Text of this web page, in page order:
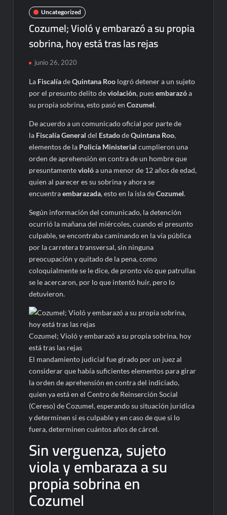
Uncategorized
Cozumel; Violó y embarazó a su propia
sobrina, hoy está tras las rejas
junio 26, 2020
La FiscalíadeQuintana Roo logró detener a un sujeto
por el presunto delito deviolación, puesembarazóa
su propia sobrina, esto pasó enCozumel.
De acuerdo a un comunicado oficial por parte de
la Fiscalía Generaldel EstadodeQuintana Roo,
elementos de la Policía Ministerialcumplieron una
orden de aprehensión en contra de un hombre que
presuntamenteviolóa una menor de 12 años de edad,
quien al parecer es su sobrina y ahora se
encuentraembarazada, esto en la isla deCozumel.
Según información del comunicado, la detención
ocurrió la mañana del miércoles, cuando el presunto
culpable, se encontraba caminando en la vía pública
por la carretera transversal, sin ninguna
preocupación y quitado de la pena, como
coloquialmente se le dice, de pronto vio que patrullas
se le acercaron, por lo que intentó huir, pero lo
detuvieron.
Cozumel; Violó y embarazó a su propia sobrina, hoy
está tras las rejas
El mandamiento judicial fue girado por un juez al
considerar que había suficientes elementos para girar
la orden de aprehensión en contra del indiciado,
quien ya está en el Centro de Reinserción Social
(Cereso) de Cozumel, esperando su situación jurídica
y determinen si es culpable y en caso de que si lo
fuera, determinen cuántos años de cárcel.
Sin verguenza, sujeto
viola y embaraza a su
propia sobrina en
Cozumel